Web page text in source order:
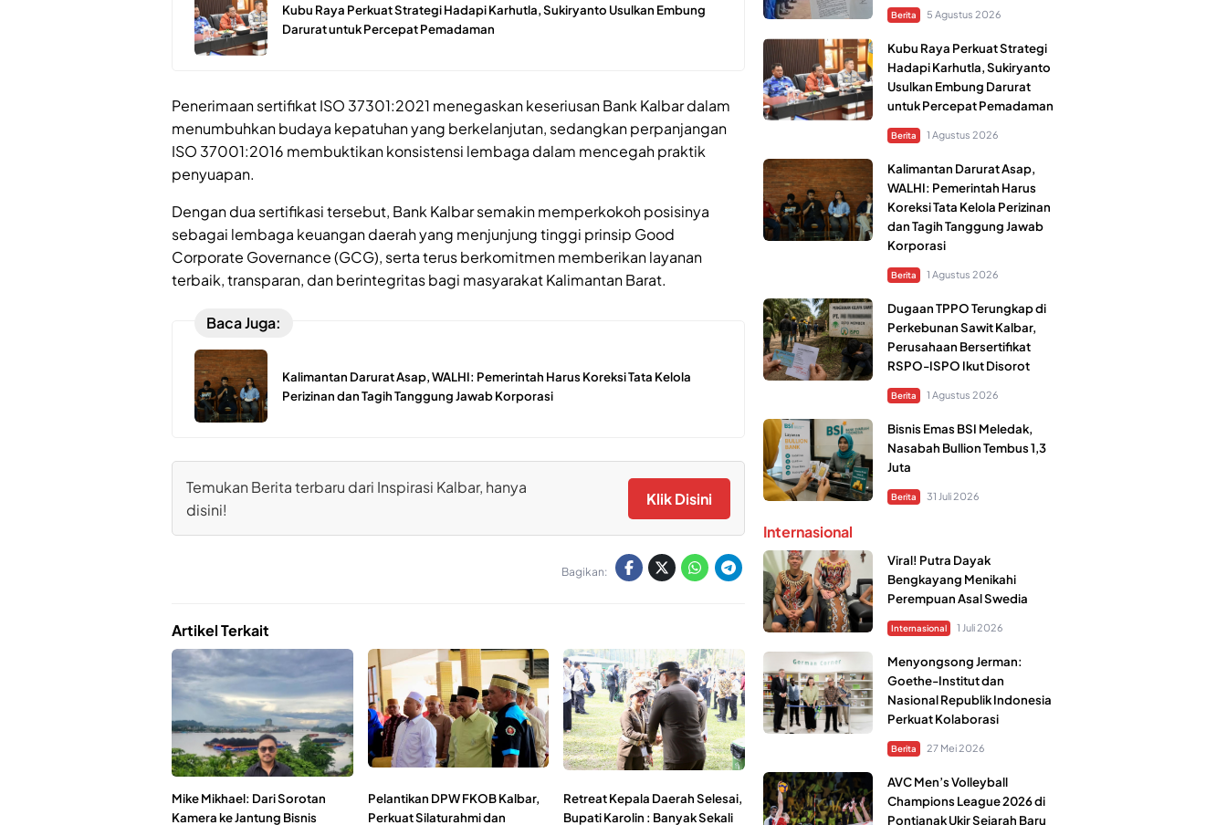
Kubu Raya Perkuat Strategi Hadapi Karhutla, Sukiryanto Usulkan Embung
Darurat untuk Percepat Pemadaman
Penerimaan sertifikat ISO 37301:2021 menegaskan keseriusan Bank Kalbar dalam
menumbuhkan budaya kepatuhan yang berkelanjutan, sedangkan perpanjangan
ISO 37001:2016 membuktikan konsistensi lembaga dalam mencegah praktik
penyuapan.
Dengan dua sertifikasi tersebut, Bank Kalbar semakin memperkokoh posisinya
sebagai lembaga keuangan daerah yang menjunjung tinggi prinsip Good
Corporate Governance (GCG), serta terus berkomitmen memberikan layanan
terbaik, transparan, dan berintegritas bagi masyarakat Kalimantan Barat.
Baca Juga:
Kalimantan Darurat Asap, WALHI: Pemerintah Harus Koreksi Tata Kelola
Perizinan dan Tagih Tanggung Jawab Korporasi
Temukan Berita terbaru dari Inspirasi Kalbar, hanya
disini!
Klik Disini
Bagikan:
Artikel Terkait
Mike Mikhael: Dari Sorotan
Kamera ke Jantung Bisnis
Pelantikan DPW FKOB Kalbar,
Perkuat Silaturahmi dan
Retreat Kepala Daerah Selesai,
Bupati Karolin : Banyak Sekali
Berita 5 Agustus 2026
Kubu Raya Perkuat Strategi
Hadapi Karhutla, Sukiryanto
Usulkan Embung Darurat
untuk Percepat Pemadaman
Berita 1 Agustus 2026
Kalimantan Darurat Asap,
WALHI: Pemerintah Harus
Koreksi Tata Kelola Perizinan
dan Tagih Tanggung Jawab
Korporasi
Berita 1 Agustus 2026
Dugaan TPPO Terungkap di
Perkebunan Sawit Kalbar,
Perusahaan Bersertifikat
RSPO-ISPO Ikut Disorot
Berita 1 Agustus 2026
Bisnis Emas BSI Meledak,
Nasabah Bullion Tembus 1,3
Juta
Berita 31 Juli 2026
Internasional
Viral! Putra Dayak
Bengkayang Menikahi
Perempuan Asal Swedia
Internasional 1 Juli 2026
Menyongsong Jerman:
Goethe-Institut dan
Nasional Republik Indonesia
Perkuat Kolaborasi
Berita 27 Mei 2026
AVC Men’s Volleyball
Champions League 2026 di
Pontianak Ukir Sejarah Baru